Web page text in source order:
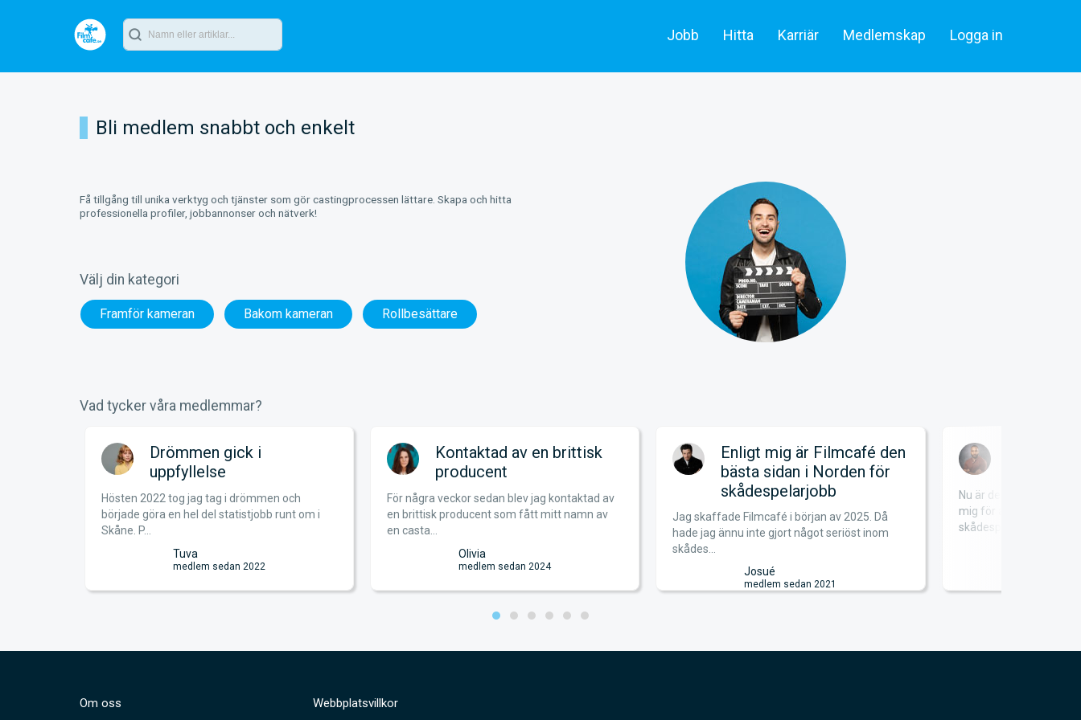
Jobb
Alla jobb
Hitta
Skådespelare & statister
Karriär
Artiklar
Medlemskap
Skådespelare & Statister
Logga in
Bli medlem snabbt och enkelt
Få tillgång till unika verktyg och tjänster som gör castingprocessen lättare. Skapa och hitta
professionella profiler, jobbannonser och nätverk!
Välj din kategori
Framför kameran Bakom kameran Rollbesättare
Vad tycker våra medlemmar?
Drömmen gick i
uppfyllelse
Hösten 2022 tog jag tag i drömmen och
började göra en hel del statistjobb runt om i
Skåne. P...
Tuva
medlem sedan 2022
Kontaktad av en brittisk
producent
För några veckor sedan blev jag kontaktad av
en brittisk producent som fått mitt namn av
en casta...
Olivia
medlem sedan 2024
Enligt mig är Filmcafé den
bästa sidan i Norden för
skådespelarjobb
Jag skaffade Filmcafé i början av 2025. Då
hade jag ännu inte gjort något seriöst inom
skådes...
Josué
medlem sedan 2021
Nu är det mer än 12 år
mig för att satsa på
skådespela...
Om oss Webbplatsvillkor